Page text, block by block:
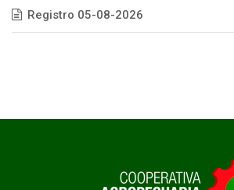
Registro 05-08-2026